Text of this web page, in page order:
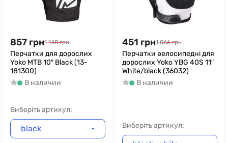
857 грн1 148 грн
Перчатки для дорослих
Yoko MTB 10″ Black (13-
181300)
В наличии
Виберіть артикул:
black
451 грн1 066 грн
Перчатки велосипедні для
дорослих Yoko YBG 40S 11″
White/black (36032)
В наличии
Виберіть артикул: